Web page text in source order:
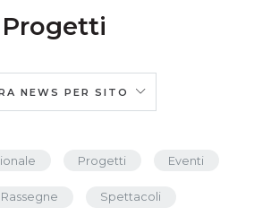
Progetti
NEWS PER SITO
Progetti Eventi
Spettacoli